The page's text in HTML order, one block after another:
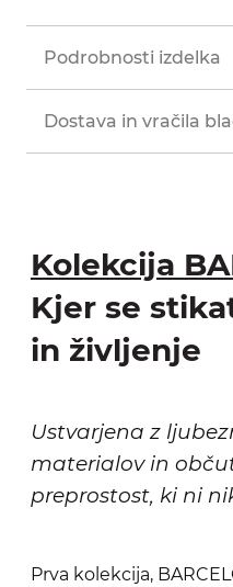
Podrobnosti izdelka
Dostava in vračila
Kolekcija
Kjer se
in življenje
Ustvarjena z
materialov in
preprostost, ki ni
Prva kolekcija,